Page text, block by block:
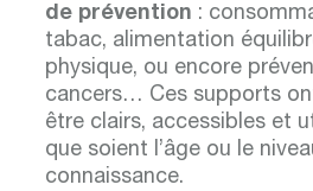
de prévention :
tabac, alimentation
physique, ou encore
cancers… Ces supports
être clairs, accessibles et
que soient l’âge ou le
connaissance.